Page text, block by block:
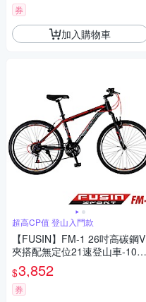
券
加入購物車
超高CP值 登山入門款
【FUSIN】FM-1 26吋高碳鋼V
夾搭配無定位21速登山車-10
0%服務升級版
$3,852
券